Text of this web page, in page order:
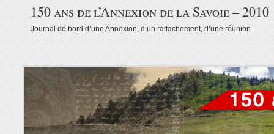
150 ans de l’Annexion de la Savoie – 2010
Journal de bord d’une Annexion, d’un rattachement, d’une réunion